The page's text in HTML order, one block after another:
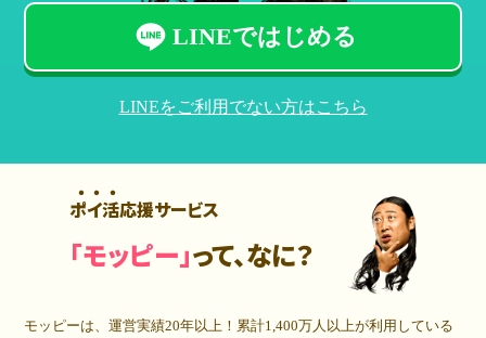
LINEではじめる
LINEをご利用でない方はこちら
ポイ活応援サービス
「モッピー」って、なに？
モッピーは、運営実績20年以上！累計1,400万人 以上が利用している